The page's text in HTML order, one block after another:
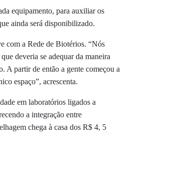
equipamento, para auxiliar os
ainda será disponibilizado.
com a Rede de Biotérios. “Nós
deveria se adequar da maneira
A partir de então a gente começou a
espaço”, acrescenta.
em laboratórios ligados a
a integração entre
chega à casa dos R$ 4, 5